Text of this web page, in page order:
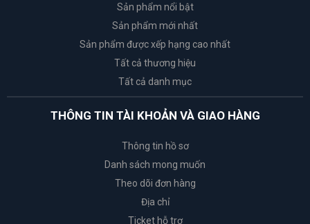
Sản phẩm nổi bật
Sản phẩm mới nhất
Sản phẩm được xếp hạng cao nhất
Tất cả thương hiệu
Tất cả danh mục
THÔNG TIN TÀI KHOẢN VÀ GIAO HÀNG
Thông tin hồ sơ
Danh sách mong muốn
Theo dõi đơn hàng
Địa chỉ
Ticket hỗ trợ